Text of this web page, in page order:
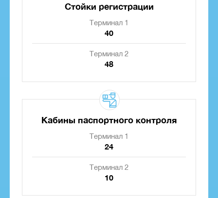
Стойки регистрации
Терминал 1
40
Терминал 2
48
Кабины паспортного контроля
Терминал 1
24
Терминал 2
10